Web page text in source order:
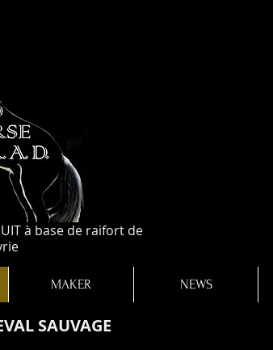
à base de raifort de
MAKER NEWS
SAUVAGE